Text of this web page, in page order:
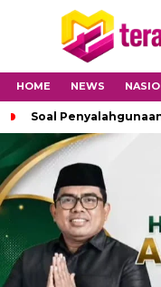
HOME NEWS
Soal